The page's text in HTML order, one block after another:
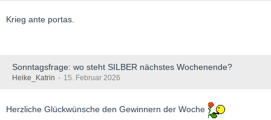
Krieg ante portas.
Sonntagsfrage: wo steht SILBER nächstes Wochenende?
Heike_Katrin 15. Februar 2026
Herzliche Glückwünsche den Gewinnern der Woche